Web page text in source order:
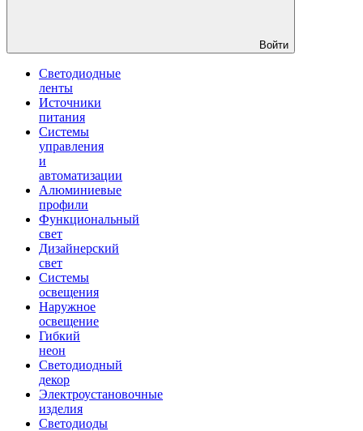
Войти
Светодиодные
ленты
Источники
питания
Системы
управления
и
автоматизации
Алюминиевые
профили
Функциональный
свет
Дизайнерский
свет
Системы
освещения
Наружное
освещение
Гибкий
неон
Светодиодный
декор
Электроустановочные
изделия
Светодиоды